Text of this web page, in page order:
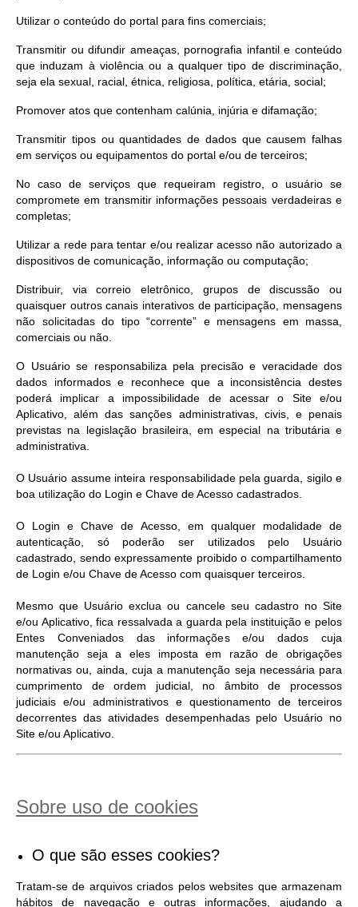
Utilizar o conteúdo do portal para fins comerciais;
Transmitir ou difundir ameaças, pornografia infantil e conteúdo
que induzam à violência ou a qualquer tipo de discriminação,
seja ela sexual, racial, étnica, religiosa, política, etária, social;
Promover atos que contenham calúnia, injúria e difamação;
Transmitir tipos ou quantidades de dados que causem falhas
em serviços ou equipamentos do portal e/ou de terceiros;
No caso de serviços que requeiram registro, o usuário se
compromete em transmitir informações pessoais verdadeiras e
completas;
Utilizar a rede para tentar e/ou realizar acesso não autorizado a
dispositivos de comunicação, informação ou computação;
Distribuir, via correio eletrônico, grupos de discussão ou
quaisquer outros canais interativos de participação, mensagens
não solicitadas do tipo “corrente” e mensagens em massa,
comerciais ou não.
O Usuário se responsabiliza pela precisão e veracidade dos
dados informados e reconhece que a inconsistência destes
poderá implicar a impossibilidade de acessar o Site e/ou
Aplicativo, além das sanções administrativas, civis, e penais
previstas na legislação brasileira, em especial na tributária e
administrativa.
O Usuário assume inteira responsabilidade pela guarda, sigilo e
boa utilização do Login e Chave de Acesso cadastrados.
O Login e Chave de Acesso, em qualquer modalidade de
autenticação, só poderão ser utilizados pelo Usuário
cadastrado, sendo expressamente proibido o compartilhamento
de Login e/ou Chave de Acesso com quaisquer terceiros.
Mesmo que Usuário exclua ou cancele seu cadastro no Site
e/ou Aplicativo, fica ressalvada a guarda pela instituição e pelos
Entes Conveniados das informações e/ou dados cuja
manutenção seja a eles imposta em razão de obrigações
normativas ou, ainda, cuja a manutenção seja necessária para
cumprimento de ordem judicial, no âmbito de processos
judiciais e/ou administrativos e questionamento de terceiros
decorrentes das atividades desempenhadas pelo Usuário no
Site e/ou Aplicativo.
Sobre uso de cookies
O que são esses cookies?
Tratam-se de arquivos criados pelos websites que armazenam
hábitos de navegação e outras informações, ajudando a